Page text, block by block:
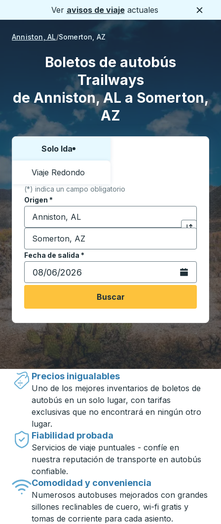
Ver avisos de viajeactuales
Anniston, AL Somerton, AZ
Boletos de autobús
Trailways
de Anniston, AL a Somerton,
AZ
Elija una forma o viaje de ida y vuelta:
Solo Ida
Viaje Redondo
(*) indica un campo obligatorio
Origen *
Comience a escribir la ciudad de origen para abrir
Haga clic
Destino*
Comience a escribir la ciudad de destino para
Fecha de salida *
Escriba la fecha en formato de fecha Barra diagonal
Abra el
Buscar
Viajar hecho simple con Trailways
Precios inigualables
Uno de los mejores inventarios de boletos de
autobús en un solo lugar, con tarifas
exclusivas que no encontrará en ningún otro
lugar.
Fiabilidad probada
Servicios de viaje puntuales - confíe en
nuestra reputación de transporte en autobús
confiable.
Comodidad y conveniencia
Numerosos autobuses mejorados con grandes
sillones reclinables de cuero, wi-fi gratis y
tomas de corriente para cada asiento.